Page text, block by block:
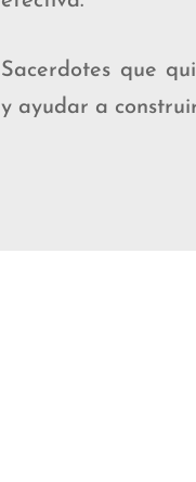
Sacerdotes que
y ayudar a